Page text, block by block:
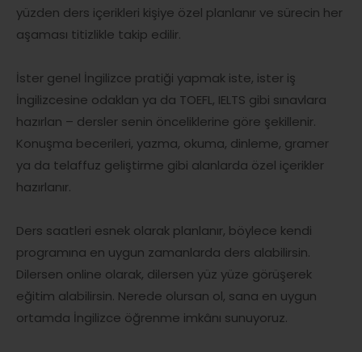
yüzden ders içerikleri kişiye özel planlanır ve sürecin her
aşaması titizlikle takip edilir.
İster genel İngilizce pratiği yapmak iste, ister iş
İngilizcesine odaklan ya da TOEFL, IELTS gibi sınavlara
hazırlan – dersler senin önceliklerine göre şekillenir.
Konuşma becerileri, yazma, okuma, dinleme, gramer
ya da telaffuz geliştirme gibi alanlarda özel içerikler
hazırlanır.
Ders saatleri esnek olarak planlanır, böylece kendi
programına en uygun zamanlarda ders alabilirsin.
Dilersen online olarak, dilersen yüz yüze görüşerek
eğitim alabilirsin. Nerede olursan ol, sana en uygun
ortamda İngilizce öğrenme imkânı sunuyoruz.